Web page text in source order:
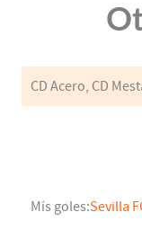
CD Acero, CD
Mís goles:Sevilla